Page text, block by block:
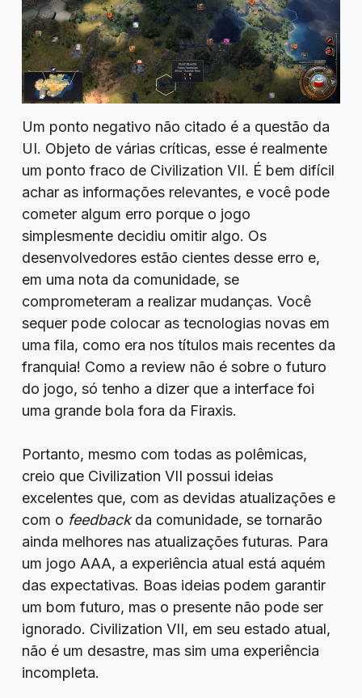
Um ponto negativo não citado é a questão da
UI. Objeto de várias críticas, esse é realmente
um ponto fraco de Civilization VII. É bem difícil
achar as informações relevantes, e você pode
cometer algum erro porque o jogo
simplesmente decidiu omitir algo. Os
desenvolvedores estão cientes desse erro e,
em uma nota da comunidade, se
comprometeram a realizar mudanças. Você
sequer pode colocar as tecnologias novas em
uma fila, como era nos títulos mais recentes da
franquia! Como a review não é sobre o futuro
do jogo, só tenho a dizer que a interface foi
uma grande bola fora da Firaxis.
Portanto, mesmo com todas as polêmicas,
creio que Civilization VII possui ideias
excelentes que, com as devidas atualizações e
com o feedbackda comunidade, se tornarão
ainda melhores nas atualizações futuras. Para
um jogo AAA, a experiência atual está aquém
das expectativas. Boas ideias podem garantir
um bom futuro, mas o presente não pode ser
ignorado. Civilization VII, em seu estado atual,
não é um desastre, mas sim uma experiência
incompleta.